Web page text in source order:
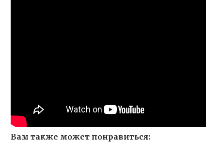
Вам также может понравиться: